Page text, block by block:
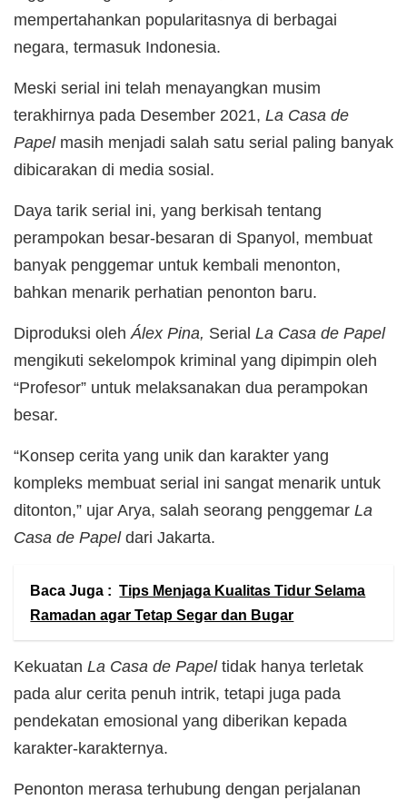
mempertahankan popularitasnya di berbagai
negara, termasuk Indonesia.
Meski serial ini telah menayangkan musim
terakhirnya pada Desember 2021, La Casa de
Papelmasih menjadi salah satu serial paling banyak
dibicarakan di media sosial.
Daya tarik serial ini, yang berkisah tentang
perampokan besar-besaran di Spanyol, membuat
banyak penggemar untuk kembali menonton,
bahkan menarik perhatian penonton baru.
Diproduksi olehÁlex Pina, Serial La Casa de Papel
mengikuti sekelompok kriminal yang dipimpin oleh
“Profesor” untuk melaksanakan dua perampokan
besar.
“Konsep cerita yang unik dan karakter yang
kompleks membuat serial ini sangat menarik untuk
ditonton,” ujar Arya, salah seorang penggemar La
Casa de Papeldari Jakarta.
Baca Juga : Tips Menjaga Kualitas Tidur Selama
Ramadan agar Tetap Segar dan Bugar
Kekuatan La Casa de Papeltidak hanya terletak
pada alur cerita penuh intrik, tetapi juga pada
pendekatan emosional yang diberikan kepada
karakter-karakternya.
Penonton merasa terhubung dengan perjalanan